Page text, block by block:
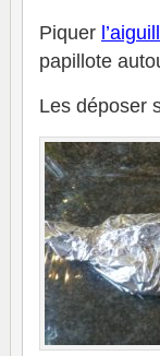
Piquer
papillote
Les déposer